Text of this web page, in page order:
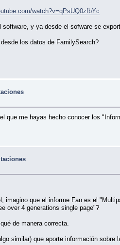
watch?v=qPsUQ0zfbYc
y ya desde el sofware se
los datos de FamilySearch?
que me hayas hecho conocer los
imagino que el informe Fan es el
over 4 generations single page"?
de manera correcta.
similar) que aporte información sobre